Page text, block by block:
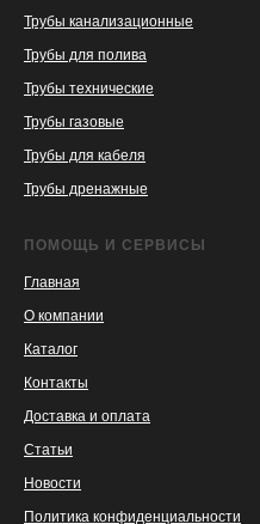
Трубы канализационные
Трубы для полива
Трубы технические
Трубы газовые
Трубы для кабеля
Трубы дренажные
ПОМОЩЬ И СЕРВИСЫ
Главная
О компании
Каталог
Контакты
Доставка и оплата
Статьи
Новости
Политика конфиденциальности